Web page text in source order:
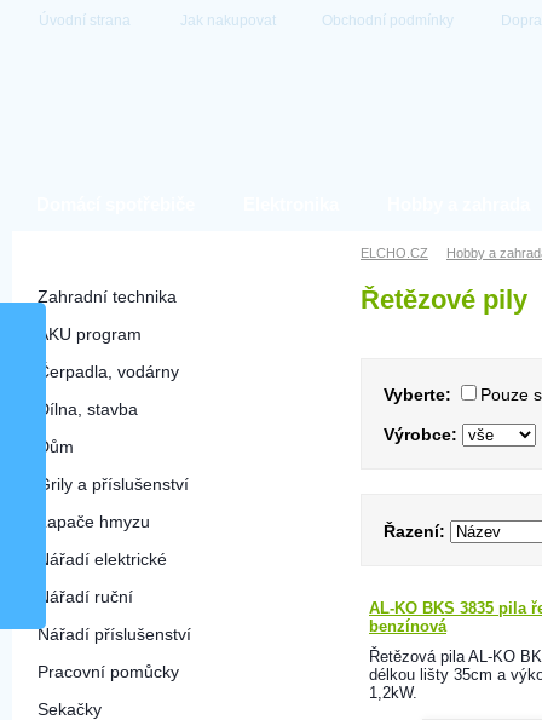
Úvodní strana Jak nakupovat Obchodní podmínky
Zahradní technika
AKU program
Čerpadla, vodárny
Dílna, stavba
Dům
Grily a příslušenství
Lapače hmyzu
Nářadí elektrické
Nářadí ruční
Nářadí příslušenství
Pracovní pomůcky
Sekačky
ELCHO.CZ Hobby a
Řetězové pily
Vyberte: Pouze
Výrobce:
Řazení:
AL-KO BKS 3835 pila
benzínová
Řetězová pila AL-KO
délkou lišty 35cm a
1,2kW.